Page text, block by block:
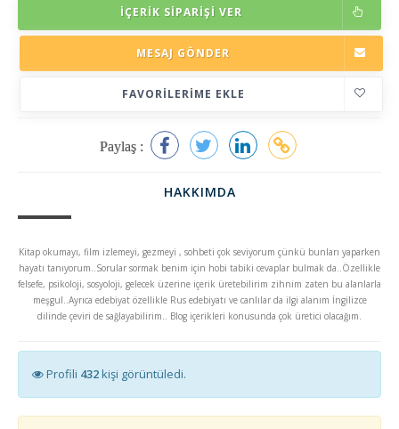
İÇERIK SIPARIŞI VER
MESAJ GÖNDER
FAVORILERIME EKLE
Paylaş :
HAKKIMDA
Kitap okumayı, film izlemeyi, gezmeyi , sohbeti çok seviyorum çünkü bunları yaparken
hayatı tanıyorum..Sorular sormak benim için hobi tabiki cevaplar bulmak da..Özellikle
felsefe, psikoloji, sosyoloji, gelecek üzerine içerik üretebilirim zihnim zaten bu alanlarla
meşgul..Ayrıca edebiyat özellikle Rus edebiyatı ve canlılar da ilgi alanım İngilizce
dilinde çeviri de sağlayabilirim.. Blog içerikleri konusunda çok üretici olacağım.
Profili 432kişi görüntüledi.